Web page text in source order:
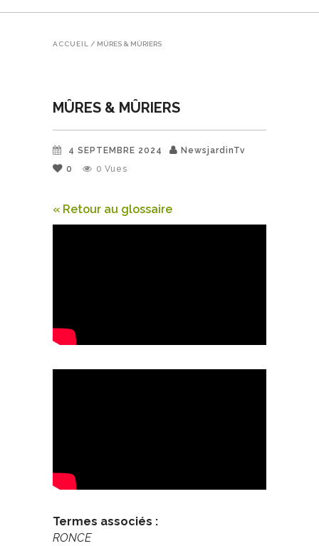
ACCUEIL / MÛRES & MÛRIERS
MÛRES & MÛRIERS
4 SEPTEMBRE 2024
NewsjardinTv
0
0 Vues
« Retour au glossaire
Termes associés :
RONCE